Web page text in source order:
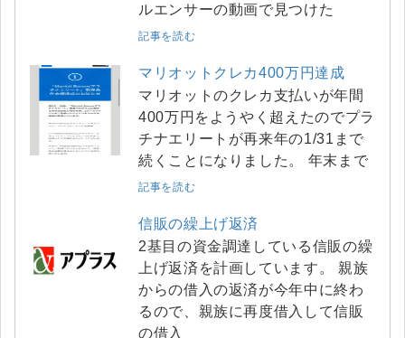
ルエンサーの動画で見つけた
記事を読む
マリオットクレカ400万円達成
マリオットのクレカ支払いが年間
400万円をようやく超えたのでプラ
チナエリートが再来年の1/31まで
続くことになりました。 年末まで
記事を読む
信販の繰上げ返済
2基目の資金調達している信販の繰
上げ返済を計画しています。 親族
からの借入の返済が今年中に終わ
るので、親族に再度借入して信販
の借入